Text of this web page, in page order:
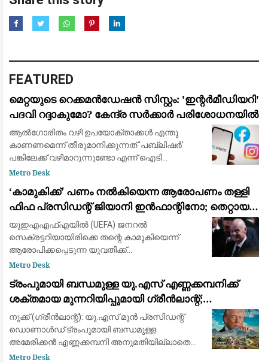
FEATURED
മെറ്റയുടെ റെക്കമൻഡേഷൻ സിസ്റ്റം: 'ഇന്റർമീഡിയറി'
പദവി റദ്ദാകുമോ? കേന്ദ്ര സർക്കാർ പരിശോധനയിൽ
ആൽഗോരിതം വഴി ഉപയോക്താക്കൾ എന്തു
കാണണമെന്ന് തീരുമാനിക്കുന്നത് 'പബ്ലിഷർ'
പങ്കിലേക്ക് വഴിമാറുന്നുണ്ടോ എന്ന് ഐടി
മന്ത്രാലയം വിലയിരുത്തുന്നു
Metro Desk
​‘കാമുകിക്ക്’ പണം നൽകിയെന്ന ആരോപണം തള്ളി
ഫിഫ പ്രസിഡന്റ് ജിയാനി ഇൻഫാന്റിനോ; തെറ്റായ
പ്രചാരണമെന്ന് പ്രതികരണം
യുഇഎഎഫ്‌എയിൽ (UEFA) ജനറൽ
സെക്രട്ടറിയായിരിക്കെ തന്റെ കാമുകിയെന്ന്
ആരോപിക്കപ്പെടുന്ന യുവതിക്ക്
ഓർഗനൈസേഷന്റെ പണം നൽകി
തള്ളി ഫിഫ പ്രസിഡന്റ് ജിയാനി ഇൻഫാന്റിനോ.
ബ്രിട്ട
Metro Desk
ട്രംപുമായി ബന്ധമുള്ള യു.എസ് എണ്ണക്കമ്പനിക്ക്
ശക്തമായ മുന്നറിയിപ്പുമായി ഗ്രീൻലാന്റ്;
അനുമതിയില്ലാതെ ഡ്രില്ലിംഗ് ഉപകരണങ്ങൾ
എത്തിച്ചതിൽ അമർഷം
നുക്ക് (ഗ്രീൻലാന്റ്): യു.എസ് മുൻ പ്രസിഡന്റ്
ഡൊണാൾഡ് ട്രംപുമായി ബന്ധമുള്ള
അമേരിക്കൻ എണ്ണക്കമ്പനി അനുമതിയില്ലാതെ
ഖനന സാമഗ്രികൾ കരയിലെത്തിച്ച സംഭവത്തിൽ
Metro Desk